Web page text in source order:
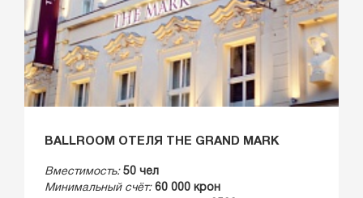
BALLROOM ОТЕЛЯ THE GRAND MARK
Вместимость: 50 чел
Минимальный счёт: 60 000 крон